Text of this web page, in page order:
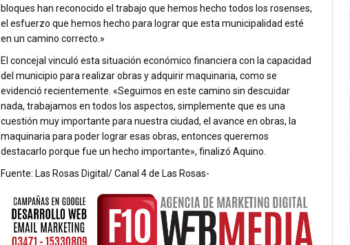
bloques han reconocido el trabajo que hemos hecho todos los rosenses,
el esfuerzo que hemos hecho para lograr que esta municipalidad esté
en un camino correcto.»
El concejal vinculó esta situación económico financiera con la capacidad
del municipio para realizar obras y adquirir maquinaria, como se
evidenció recientemente. «Seguimos en este camino sin descuidar
nada, trabajamos en todos los aspectos, simplemente que es una
cuestión muy importante para nuestra ciudad, el avance en obras, la
maquinaria para poder lograr esas obras, entonces queremos
destacarlo porque fue un hecho importante», finalizó Aquino.
Fuente: Las Rosas Digital/ Canal 4 de Las Rosas-